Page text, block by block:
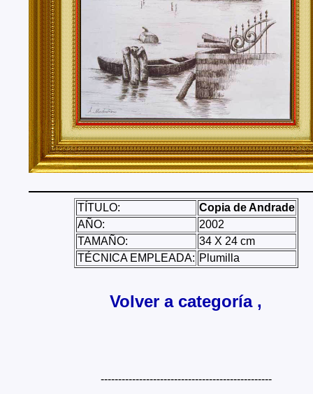
Valencia, Valladolid, Vizcaya, Zamora, Zaragoza.
También realizo envíos de mis cuadros o pinturas
lugares del mundo como pueden ser Estados Unidos,
Alemania, Gran Bretaña, Francia, Argentina, Italia...
TÍTULO:
Copia de Andrade
AÑO:
2002
TAMAÑO:
34 X 24 cm
TÉCNICA EMPLEADA: Plumilla
Volver a categoría ,
-------------------------------------------------